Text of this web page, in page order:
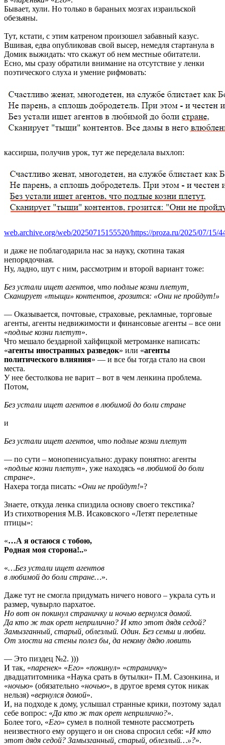
Бывает, хули. Но только в бараньих мозгах израильской
обезьяны.
Тут, кстати, с этим катреном произошел забавный казус.
Вшивая, едва опубликовав свой высер, немедля стартанула в
Домик выжидать: что скажут об нем местные обитатели.
Есно, мы сразу обратили внимание на отсутствие у ленки
поэтического слуха и умение рифмовать:
кассирша, получив урок, тут же переделала выхлоп:
web.archive.org/web/20250715155520/https://proza.ru/2025/07/15/
и даже не поблагодарила нас за науку, скотина такая
непорядочная.
Ну, ладно, шут с ним, рассмотрим и второй вариант тоже:
Без устали ищет агентов, что подлые козни плетут,
Сканирует «тыщи» контентов, грозится: «Они не пройдут!»
— Оказывается, почтовые, страховые, рекламные, торговые
агенты, агенты недвижимости и финансовые агенты – все они
«подлые козни плетут».
Что мешало бездарной хайфицкой метроманке написать:
«агенты иностранных разведок» или «агенты
политического влияния» — и все бы тогда стало на свои
места.
У нее бестолкова не варит – вот в чем ленкина проблема.
Потом,
Без устали ищет агентов в любимой до боли стране
и
Без устали ищет агентов, что подлые козни плетут
— по сути – монопенисуально: дураку понятно: агенты
«подлые козни плетут», уже находясь «в любимой до боли
стране».
Нахера тогда писать: «Они не пройдут!»?
Знаете, откуда ленка спиздила основу своего текстика?
Из стихотворения М.В. Исаковского «Летят перелетные
птицы»:
«…А я остаюся с тобою,
Родная моя сторона!..»
«…Без устали ищет агентов
в любимой до боли стране…».
Даже тут не смогла придумать ничего нового – украла суть и
размер, чувырло пархатое.
Но вот он покинул страничку и ночью вернулся домой.
Да кто ж так орет неприлично? И кто этот дядя седой?
Замызганный, старый, облезлый. Один. Без семьи и любви.
От злости на стены полез бы, да некому дядю ловить
— Это пиздец №2. )))
И так, «паренек» «Его» «покинул» «страничку»
двадцатитомника «Наука срать в бутылки» П.М. Сазонкина, и
«ночью» (обязательно «ночью», в другое время суток никак
нельзя) «вернулся домой».
И, на подходе к дому, услышал странные крики, поэтому задал
себе вопрос: «Да кто ж так орет неприлично?».
Более того, «Его» сумел в полной темноте рассмотреть
неизвестного ему орущего и он снова спросил себя: «И кто
этот дядя седой? Замызганный, старый, облезлый…»?».